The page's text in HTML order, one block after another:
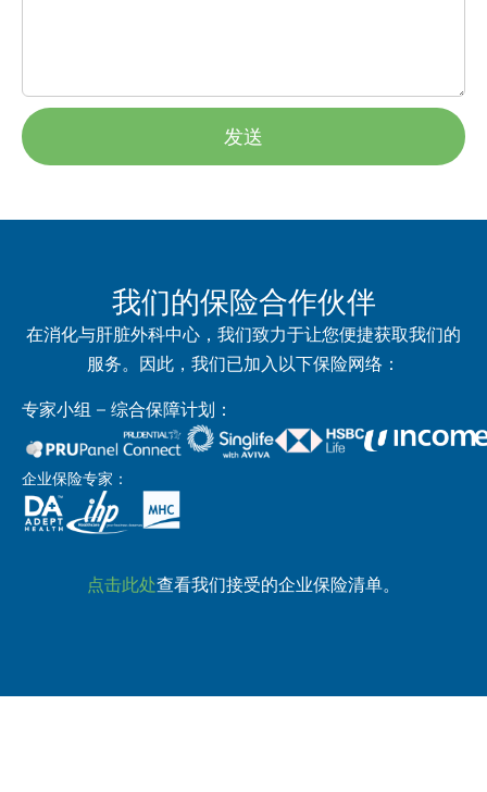
发送
我们的保险合作伙伴
在消化与肝脏外科中心，我们致力于让您便捷获取我们的
服务。因此，我们已加入以下保险网络：
专家小组 – 综合保障计划：
企业保险专家：
点击此处查看我们接受的企业保险清单。